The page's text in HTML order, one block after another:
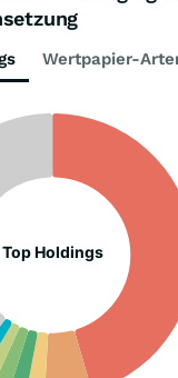
Wertpapier-
Top Holdings